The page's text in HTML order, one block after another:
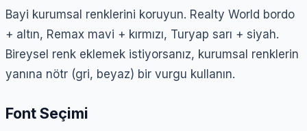
Bayi kurumsal renklerini koruyun. Realty World bordo
+ altın, Remax mavi + kırmızı, Turyap sarı + siyah.
Bireysel renk eklemek istiyorsanız, kurumsal renklerin
yanına nötr (gri, beyaz) bir vurgu kullanın.
Font Seçimi